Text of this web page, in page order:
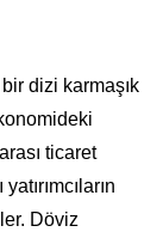
dizi karmaşık
ticaret
Döviz